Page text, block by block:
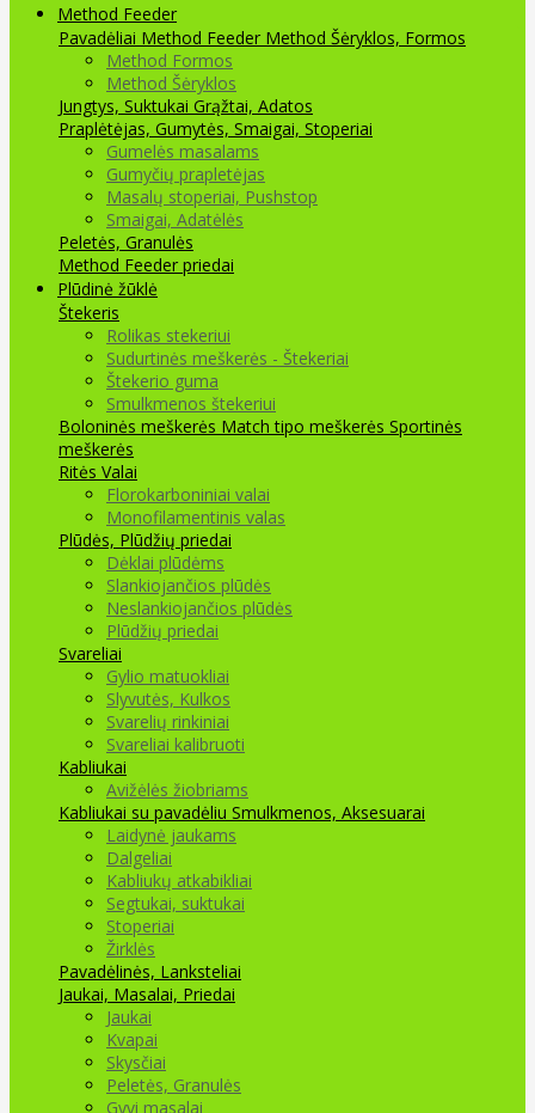
Method Feeder
Pavadėliai Method Feeder Method Šėryklos, Formos
Method Formos
Method Šėryklos
Jungtys, Suktukai Grąžtai, Adatos
Praplėtėjas, Gumytės, Smaigai, Stoperiai
Gumelės masalams
Gumyčių prapletėjas
Masalų stoperiai, Pushstop
Smaigai, Adatėlės
Peletės, Granulės
Method Feeder priedai
Plūdinė žūklė
Štekeris
Rolikas stekeriui
Sudurtinės meškerės - Štekeriai
Štekerio guma
Smulkmenos štekeriui
Boloninės meškerės Match tipo meškerės Sportinės
meškerės
Ritės Valai
Florokarboniniai valai
Monofilamentinis valas
Plūdės, Plūdžių priedai
Dėklai plūdėms
Slankiojančios plūdės
Neslankiojančios plūdės
Plūdžių priedai
Svareliai
Gylio matuokliai
Slyvutės, Kulkos
Svarelių rinkiniai
Svareliai kalibruoti
Kabliukai
Avižėlės žiobriams
Kabliukai su pavadėliu Smulkmenos, Aksesuarai
Laidynė jaukams
Dalgeliai
Kabliukų atkabikliai
Segtukai, suktukai
Stoperiai
Žirklės
Pavadėlinės, Lanksteliai
Jaukai, Masalai, Priedai
Jaukai
Kvapai
Skysčiai
Peletės, Granulės
Gyvi masalai